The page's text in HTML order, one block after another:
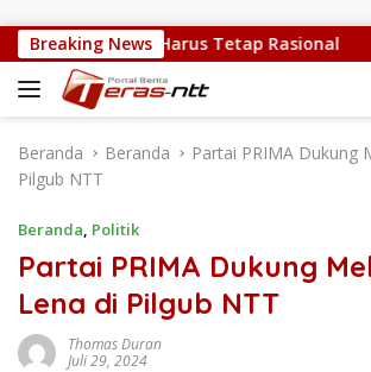
Breaking News
Kritik Publik Harus Tetap Rasional
Beranda Beranda
Partai PRIMA Dukung
Pilgub NTT
Beranda, Politik
Partai PRIMA Dukung
Lena di Pilgub NTT
Thomas Duran
Juli 29, 2024